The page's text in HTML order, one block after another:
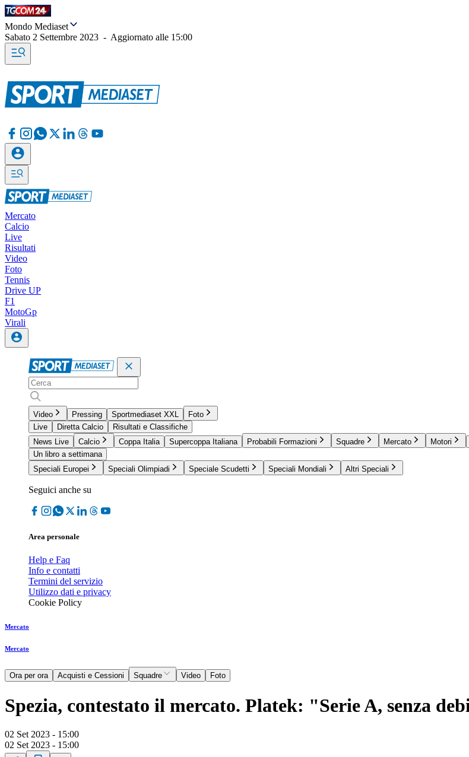
Mondo Mediaset
Sabato 2 Settembre 2023 - Aggiornato alle 15:00
Mercato
Calcio
Live
Risultati
Video
Foto
Tennis
Drive UP
F1
MotoGp
Virali
Video Pressing Sportmediaset XXL
Foto
Live
Diretta Calcio
Risultati e Classifiche
News Live
Calcio Coppa Italia Supercoppa Italiana Probabili Formazioni Squadre Mercato Motori
Un libro a settimana
Speciali Europei
Speciali Olimpiadi Speciale Scudetti Speciali Mondiali Altri Speciali
Seguici anche su
Area personale
Help e Faq
Info e contatti
Termini del servizio
Utilizzo dati e privacy
Cookie Policy
Mercato
Mercato
Ora per ora Acquisti e Cessioni Squadre Video Foto
Spezia, contestato il mercato. Platek: "Serie A, senza
02 Set 2023 - 15:00
02 Set 2023 - 15:00